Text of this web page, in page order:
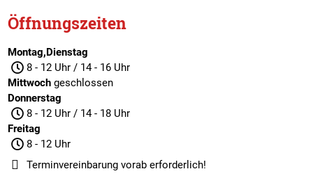
Öffnungszeiten
Montag,Dienstag
8 - 12 Uhr / 14 - 16 Uhr
Mittwochgeschlossen
Donnerstag
8 - 12 Uhr / 14 - 18 Uhr
Freitag
8 - 12 Uhr
Terminvereinbarungvorab erforderlich!